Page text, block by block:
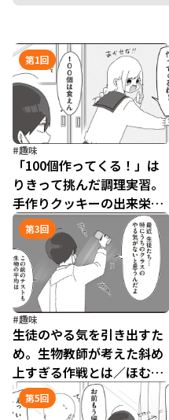
第1回
#趣味
「100個作ってくる！」は
りきって挑んだ調理実習。
手作りクッキーの出来栄え
は／ほむら先生はたぶんモ
テない3（1）
第3回
#趣味
生徒のやる気を引き出すた
め。生物教師が考えた斜め
上すぎる作戦とは／ほむら
先生はたぶんモテない
3（3）
第5回